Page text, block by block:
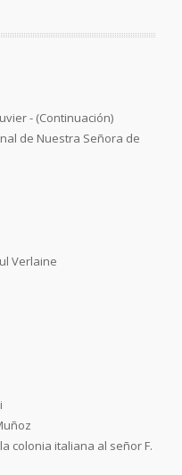
- (Continuación)
de Nuestra Señora de
Verlaine
colonia italiana al señor F.